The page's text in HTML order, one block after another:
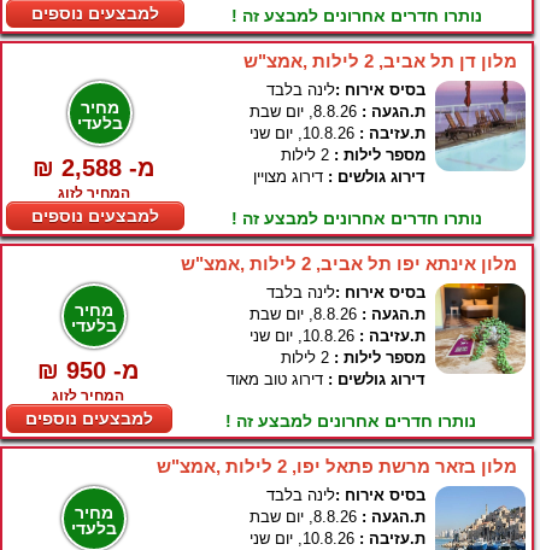
למבצעים נוספים נותרו חדרים אחרונים למבצע זה !
מלון דן תל אביב, 2 לילות ,אמצ"ש
מחיר
בלעדי
₪ 2,588 -מ
המחיר לזוג
למבצעים נוספים
בסיס אירוח :לינה בלבד
ת.הגעה :
ת.עזיבה :
מספר לילות :
דירוג גולשים : דירוג מצויין
נותרו חדרים אחרונים למבצע זה !
מלון אינתא יפו תל אביב, 2 לילות ,אמצ"ש
מחיר
בלעדי
₪ 950 -מ
המחיר לזוג
למבצעים נוספים
בסיס אירוח :לינה בלבד
ת.הגעה :
ת.עזיבה :
מספר לילות :
דירוג גולשים : דירוג טוב מאוד
נותרו חדרים אחרונים למבצע זה !
מלון בזאר מרשת פתאל יפו, 2 לילות ,אמצ"ש
מחיר
בלעדי
בסיס אירוח :לינה בלבד
ת.הגעה :
ת.עזיבה :